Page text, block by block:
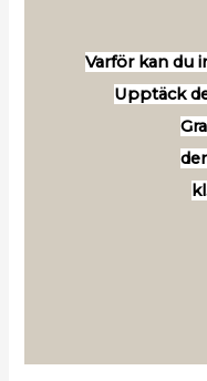
Varför kan du
Upptäck